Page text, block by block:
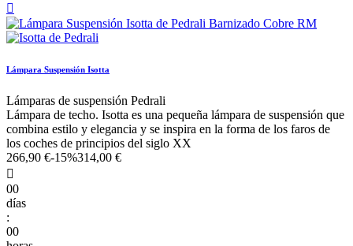

Lámpara Suspensión Isotta
Lámparas de suspensión Pedrali
Lámpara de techo. Isotta es una pequeña lámpara de suspensión que
combina estilo y elegancia y se inspira en la forma de los faros de
los coches de principios del siglo XX
266,90 €-15%314,00 €

00
días
:
00